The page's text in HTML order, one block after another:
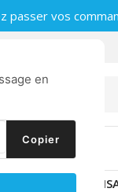
en
Copier
passer vos
d'entretien